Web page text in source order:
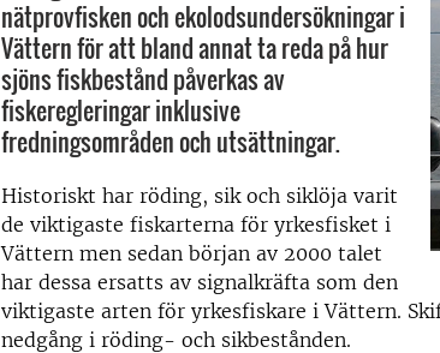
nätprovfisken och ekolodsundersökningar i
Vättern för att bland annat ta reda på hur
sjöns fiskbestånd påverkas av
fiskeregleringar inklusive
fredningsområden och utsättningar.
Historiskt har röding, sik och siklöja varit
de viktigaste fiskarterna för yrkesfisket i
Vättern men sedan början av 2000 talet
har dessa ersatts av signalkräfta som den
viktigaste arten för yrkesfiskare i Vättern.
nedgång i röding- och sikbestånden.